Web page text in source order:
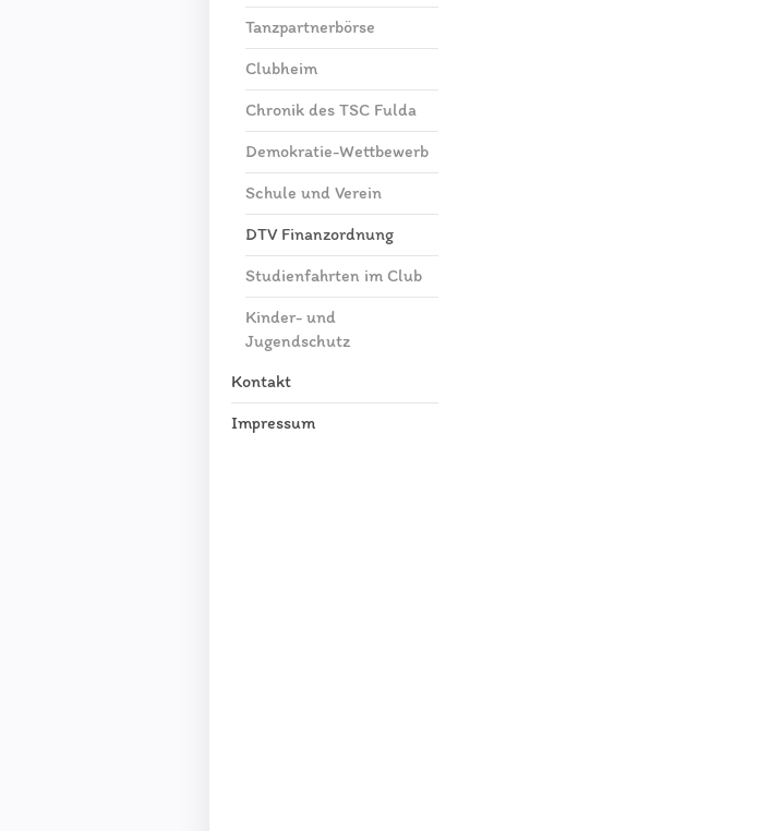
Tanzpartnerbörse
Clubheim
Chronik des TSC Fulda
Demokratie-Wettbewerb
Schule und Verein
DTV Finanzordnung
Studienfahrten im Club
Kinder- und
Jugendschutz
Kontakt
Impressum